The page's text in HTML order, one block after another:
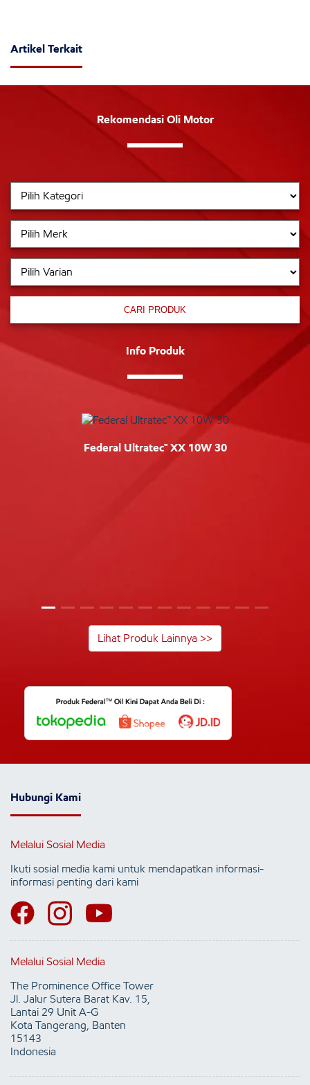
Artikel Terkait
Rekomendasi Oli Motor
CARI PRODUK
Info Produk
Federal Ultratec™ XX 10W 30
Lihat Produk Lainnya >>
Hubungi Kami
Melalui Sosial Media
Ikuti sosial media kami untuk mendapatkan informasi-
informasi penting dari kami
Melalui Sosial Media
The Prominence Office Tower
Jl. Jalur Sutera Barat Kav. 15,
Lantai 29 Unit A-G
Kota Tangerang, Banten
15143
Indonesia